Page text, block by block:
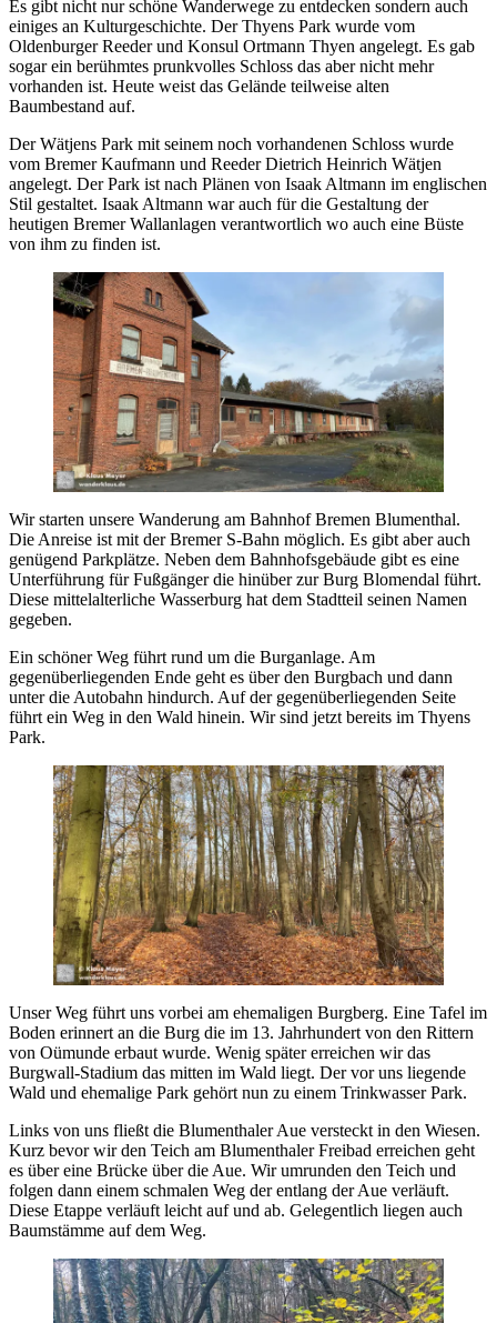
Es gibt nicht nur schöne Wanderwege zu entdecken sondern auch
einiges an Kulturgeschichte. Der Thyens Park wurde vom
Oldenburger Reeder und Konsul Ortmann Thyen angelegt. Es gab
sogar ein berühmtes prunkvolles Schloss das aber nicht mehr
vorhanden ist. Heute weist das Gelände teilweise alten
Baumbestand auf.
Der Wätjens Park mit seinem noch vorhandenen Schloss wurde
vom Bremer Kaufmann und Reeder Dietrich Heinrich Wätjen
angelegt. Der Park ist nach Plänen von Isaak Altmann im englischen
Stil gestaltet. Isaak Altmann war auch für die Gestaltung der
heutigen Bremer Wallanlagen verantwortlich wo auch eine Büste
von ihm zu finden ist.
Wir starten unsere Wanderung am Bahnhof Bremen Blumenthal.
Die Anreise ist mit der Bremer S-Bahn möglich. Es gibt aber auch
genügend Parkplätze. Neben dem Bahnhofsgebäude gibt es eine
Unterführung für Fußgänger die hinüber zur Burg Blomendal führt.
Diese mittelalterliche Wasserburg hat dem Stadtteil seinen Namen
gegeben.
Ein schöner Weg führt rund um die Burganlage. Am
gegenüberliegenden Ende geht es über den Burgbach und dann
unter die Autobahn hindurch. Auf der gegenüberliegenden Seite
führt ein Weg in den Wald hinein. Wir sind jetzt bereits im Thyens
Park.
Unser Weg führt uns vorbei am ehemaligen Burgberg. Eine Tafel im
Boden erinnert an die Burg die im 13. Jahrhundert von den Rittern
von Oümunde erbaut wurde. Wenig später erreichen wir das
Burgwall-Stadium das mitten im Wald liegt. Der vor uns liegende
Wald und ehemalige Park gehört nun zu einem Trinkwasser Park.
Links von uns fließt die Blumenthaler Aue versteckt in den Wiesen.
Kurz bevor wir den Teich am Blumenthaler Freibad erreichen geht
es über eine Brücke über die Aue. Wir umrunden den Teich und
folgen dann einem schmalen Weg der entlang der Aue verläuft.
Diese Etappe verläuft leicht auf und ab. Gelegentlich liegen auch
Baumstämme auf dem Weg.